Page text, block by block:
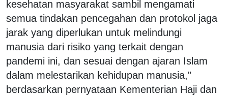
kesehatan masyarakat sambil mengamati
semua tindakan pencegahan dan protokol jaga
jarak yang diperlukan untuk melindungi
manusia dari risiko yang terkait dengan
pandemi ini, dan sesuai dengan ajaran Islam
dalam melestarikan kehidupan manusia,"
berdasarkan pernyataan Kementerian Haji dan